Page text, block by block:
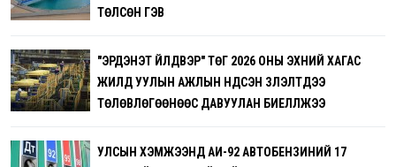
ТӨЛСӨН ГЭВ
"ЭРДЭНЭТ ҮЙЛДВЭР" ТӨҮГ 2026 ОНЫ ЭХНИЙ ХАГАС
ЖИЛД УУЛЫН АЖЛЫН ҮНДСЭН ҮЗҮҮЛЭЛТҮҮДЭЭ
ТӨЛӨВЛӨГӨӨНӨӨС ДАВУУЛАН БИЕЛҮҮЛЖЭЭ
УЛСЫН ХЭМЖЭЭНД АИ-92 АВТОБЕНЗИНИЙ 17